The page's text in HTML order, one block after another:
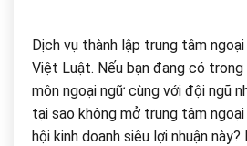
Dịch vụ thành lập trung tâm
Việt Luật. Nếu bạn đang có
môn ngoại ngữ cùng với đội ngũ
tại sao không mở trung tâm
hội kinh doanh siêu lợi nhuận